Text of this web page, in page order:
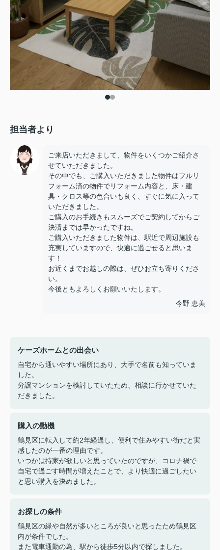
担当者より
ご来店いただきまして、物件をいくつかご紹介さ
せていただきました。
その中でも、ご購入いただきました物件はフルリ
フォーム済の物件でリフォーム内容と、床・建
具・クロス等の色合いも良く、すぐに気に入って
いただきました。
ご購入のお手続きもスムーズでご契約してからご
決済までは早かったですね。
ご購入いただきました物件は、駅近で周辺施設も
充実していますので、快適に過ごせると思いま
す！
お近くまでお越しの際は、ぜひお立ち寄りくださ
い。
今後ともよろしくお願いいたします。
今野 恵美
ケーズホームとの出会い
自宅から通いやすい場所にあり、大手で名前も知っていま
した。
分譲マンションを検討していたため、相談に行かせていた
だきました。
購入の動機
鶴見区に転入して約2年経過し、便利で住みやすい街だと実
感したのが一番の理由です。
いつかは持家が欲しいと思っていたのですが、コロナ禍で
自宅で過ごす時間が増えたことで、より快適に過ごしたい
と思い購入を決めました。
お探しの条件
鶴見区の緑や自然が多いところが良いと思ったため鶴見区
内が条件でした。
また電車通勤の為、駅から徒歩5分以内で探しました。